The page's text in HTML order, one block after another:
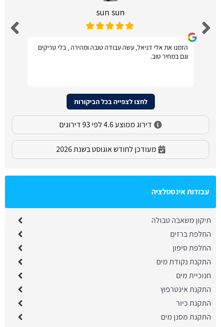
sun sun
הזמנו את אלי דניאל, עשה עבודה טובה ומהירה , בלי טריקים
וגם במחיר טוב.
לחצו לצפייה בכל הביקורות
דירוג ממוצע 4.6 לפי 93 דירוגים
מעודכן לחודש אוגוסט בשנת 2026
עבודות אינסטלציה
תיקון משאבה טבולה
החלפת ברזים
החלפת סיפון
התקנת נקודת מים
חנוכיית מים
התקנת אינטרפוץ
התקנת כיור
התקנת מסנן מים